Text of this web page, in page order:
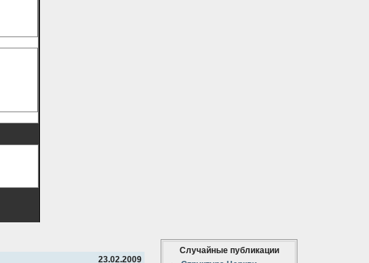
23.02.2009
Случайные публикации